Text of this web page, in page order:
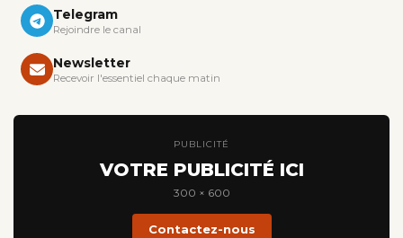
Telegram
Rejoindre le canal
Newsletter
Recevoir l'essentiel chaque matin
PUBLICITÉ
VOTRE PUBLICITÉ ICI
300 × 600
Contactez-nous